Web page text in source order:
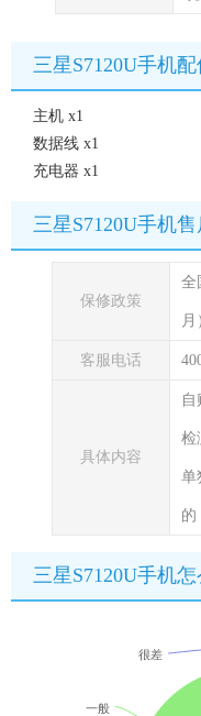
三星S7120U手机
主机 x1
数据线 x1
充电器 x1
三星S7120U手机
保修政策
全
月
客服电话
具体内容
检
单
的
三星S7120U手机怎
一般
很差